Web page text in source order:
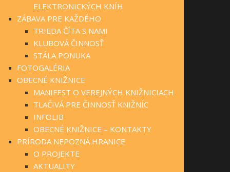
ELEKTRONICKÝCH KNÍH
ZÁBAVA PRE KAŽDÉHO
TRIEDA ČÍTA S NAMI
KLUBOVÁ ČINNOSŤ
STÁLA PONUKA
FOTOGALÉRIA
OBECNÉ KNIŽNICE
MANIFEST O VEREJNÝCH KNIŽNICIACH
TLAČIVÁ PRE ČINNOSŤ KNIŽNÍC
INFOLIB
OBECNÉ KNIŽNICE – KONTAKTY
PRÍRODA NEPOZNÁ HRANICE
O PROJEKTE
AKTUALITY